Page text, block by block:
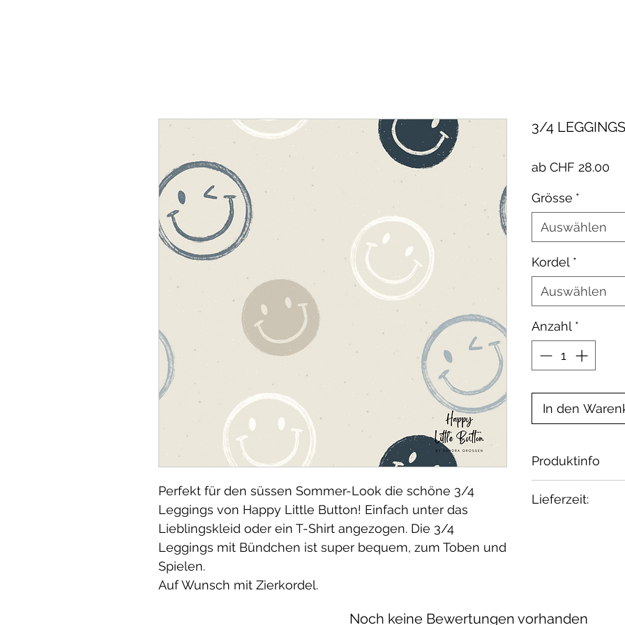
Perfekt für den süssen Sommer-Look die schöne 3/4
Leggings von Happy Little Button! Einfach unter das
Lieblingskleid oder ein T-Shirt angezogen. Die 3/4
Leggings mit Bündchen ist super bequem, zum Toben und
Spielen.
Auf Wunsch mit Zierkordel.
3/4
ab CHF 28.00
Grösse *
Auswählen
Kordel *
Auswählen
Anzahl *
In den
Produktinfo
French Terry,
Lieferzeit:
Noch keine Bewertungen vorhanden